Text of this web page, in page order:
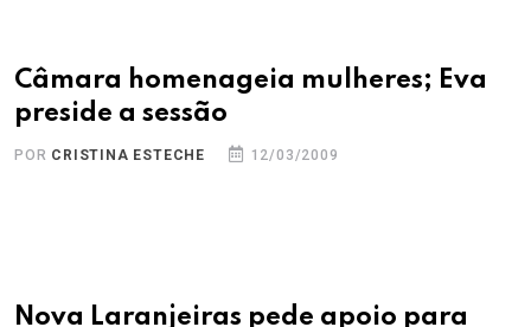
Câmara homenageia mulheres; Eva
preside a sessão
POR CRISTINA ESTECHE 12/03/2009
Nova Laranjeiras pede apoio para